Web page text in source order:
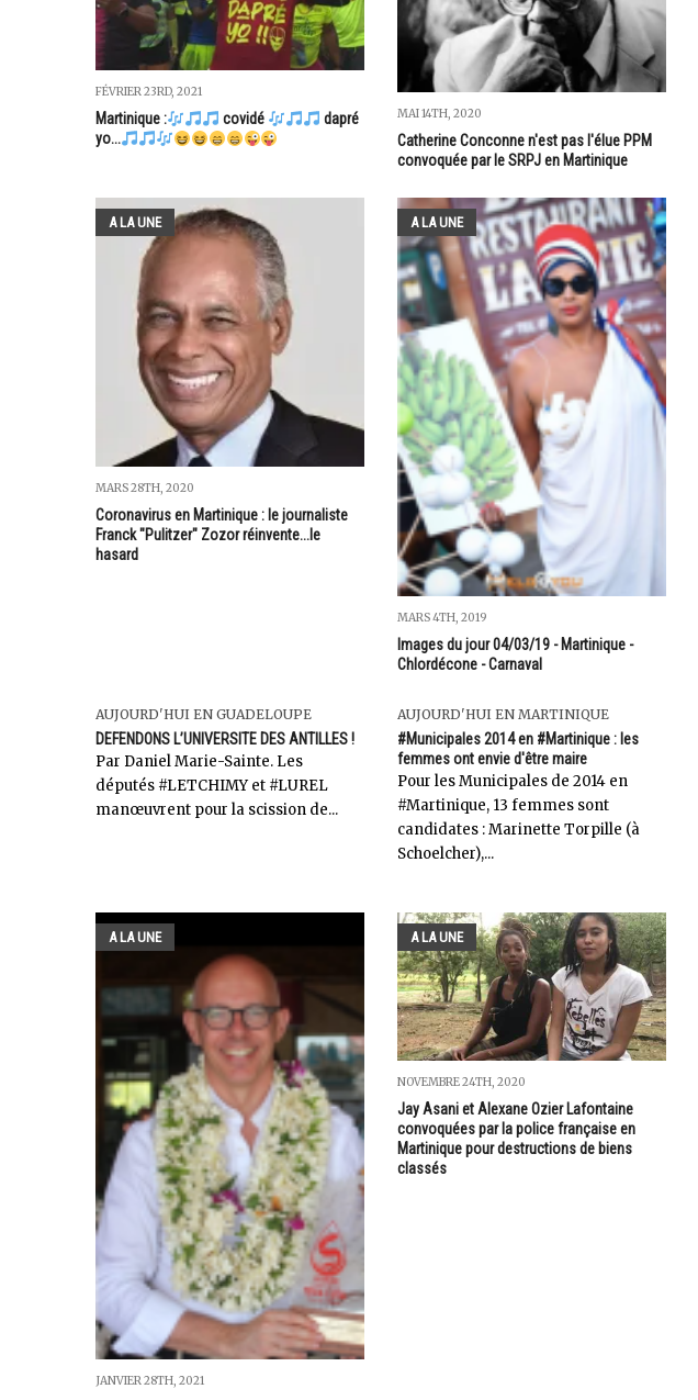
FÉVRIER 23RD, 2021
Martinique : covidé
dapré
yo...
MAI 14TH, 2020
Catherine Conconne n'est pas l'élue PPM
convoquée par le SRPJ en Martinique
A LA UNE
MARS 28TH, 2020
Coronavirus en Martinique : le journaliste
Franck "Pulitzer" Zozor réinvente...le
hasard
A LA UNE
MARS 4TH, 2019
Images du jour 04/03/19 - Martinique -
Chlordécone - Carnaval
AUJOURD'HUI EN GUADELOUPE
DEFENDONS L’UNIVERSITE DES ANTILLES !
Par Daniel Marie-Sainte. Les
députés #LETCHIMY et #LUREL
manœuvrent pour la scission de...
AUJOURD'HUI EN MARTINIQUE
#Municipales 2014 en #Martinique : les
femmes ont envie d'être maire
Pour les Municipales de 2014 en
#Martinique, 13 femmes sont
candidates : Marinette Torpille (à
Schoelcher),...
A LA UNE
JANVIER 28TH, 2021
A LA UNE
NOVEMBRE 24TH, 2020
Jay Asani et Alexane Ozier Lafontaine
convoquées par la police française en
Martinique pour destructions de biens
classés